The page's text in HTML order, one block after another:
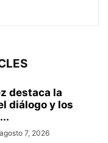
destaca la
diálogo y los
agosto 7, 2026